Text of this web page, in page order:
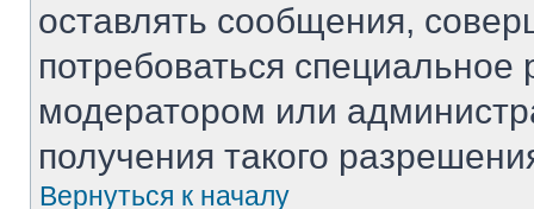
оставлять сообщения,
потребоваться
модератором или
получения такого
Вернуться к началу